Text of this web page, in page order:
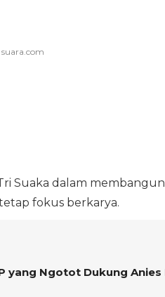
Suaka dalam
fokus berkarya.
yang Ngotot Dukung Anies